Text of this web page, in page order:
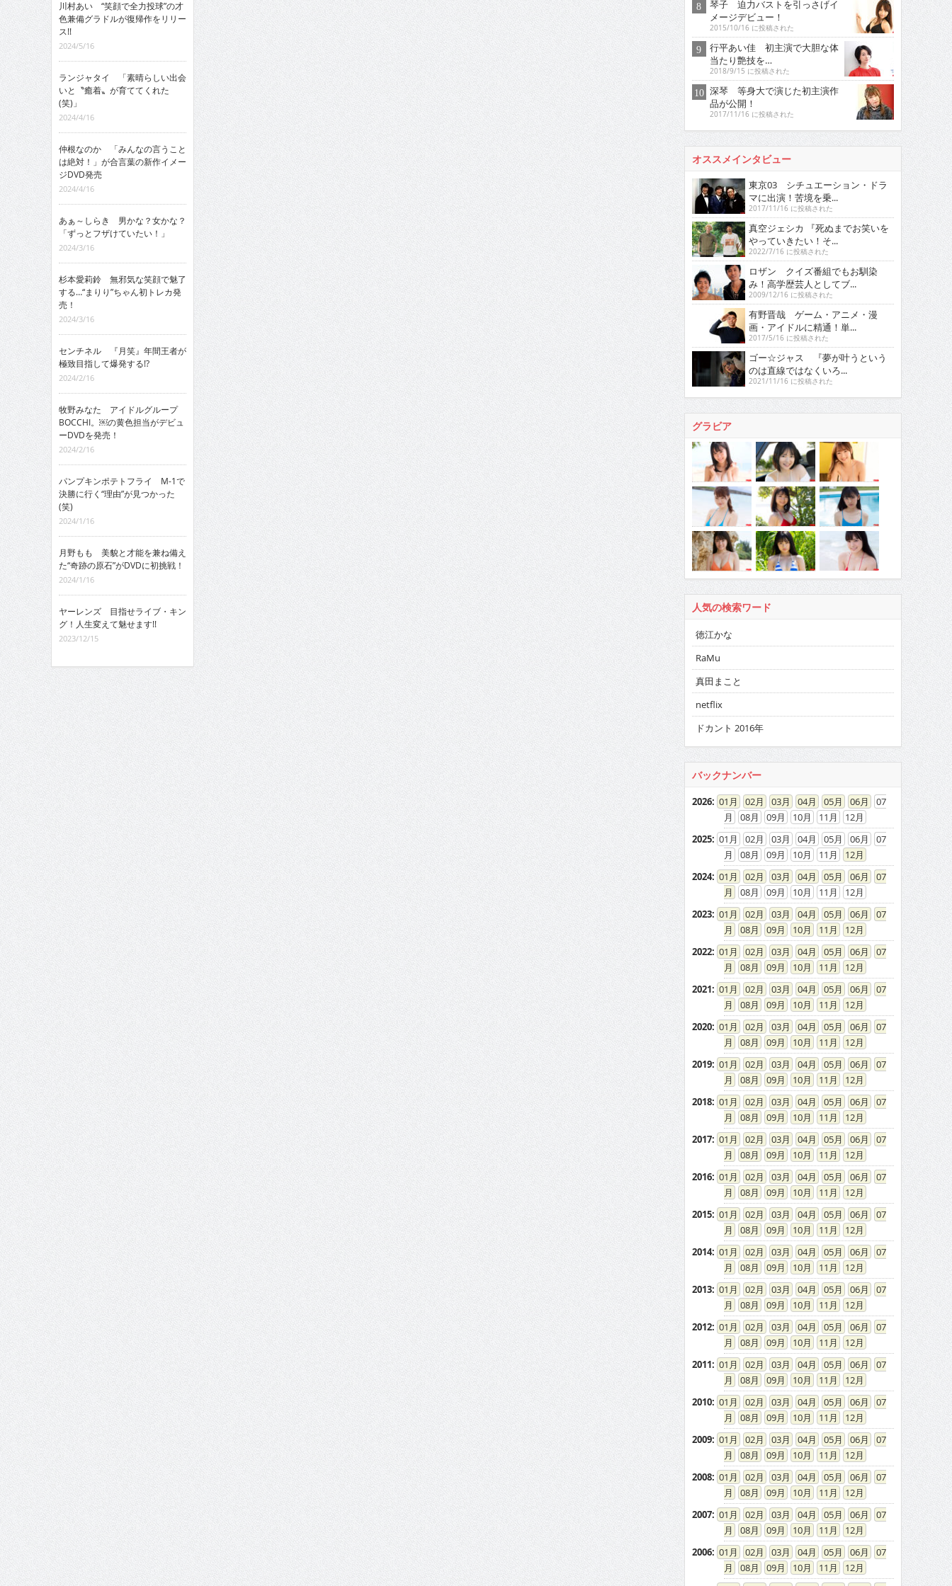
川村あい “笑顔で全力投球”の才
色兼備グラドルが復帰作をリリー
ス!!
2024/5/16
ランジャタイ 「素晴らしい出会
いと〝癒着〟が育ててくれた
(笑)」
2024/4/16
仲根なのか 「みんなの言うこと
は絶対！」が合言葉の新作イメー
ジDVD発売
2024/4/16
あぁ～しらき 男かな？女かな？
「ずっとフザけていたい！」
2024/3/16
杉本愛莉鈴 無邪気な笑顔で魅了
する…“まりり”ちゃん初トレカ発
売！
2024/3/16
センチネル 『月笑』年間王者が
極致目指して爆発する!?
2024/2/16
牧野みなた アイドルグループ
BOCCHI。￼の黄色担当がデビュ
ーDVDを発売！
2024/2/16
パンプキンポテトフライ M-1で
決勝に行く“理由”が見つかった
(笑)
2024/1/16
月野もも 美貌と才能を兼ね備え
た“奇跡の原石”がDVDに初挑戦！
2024/1/16
ヤーレンズ 目指せライブ・キン
グ！人生変えて魅せます!!
2023/12/15
琴子 迫力バストを引っさげイ
メージデビュー！
2015/10/16 に投稿された
行平あい佳 初主演で大胆な体
当たり艶技を…
2018/9/15 に投稿された
深琴 等身大で演じた初主演作
品が公開！
2017/11/16 に投稿された
オススメインタビュー
東京03 シチュエーション・ドラ
マに出演！苦境を乗...
2017/11/16 に投稿された
真空ジェシカ 『死ぬまでお笑いを
やっていきたい！そ...
2022/7/16 に投稿された
ロザン クイズ番組でもお馴染
み！高学歴芸人としてブ...
2009/12/16 に投稿された
有野晋哉 ゲーム・アニメ・漫
画・アイドルに精通！単...
2017/5/16 に投稿された
ゴー☆ジャス 『夢が叶うという
のは直線ではなくいろ...
2021/11/16 に投稿された
グラビア
人気の検索ワード
徳江かな
RaMu
真田まこと
netflix
ドカント 2016年
バックナンバー
2026: 01 02 03 04 05 06
07
08
09 10 11
12
2025: 01 02 03 04 05 06
07
08
09 10 11
12
2024: 01 02 03 04 05 06
07
08
09 10 11
12
2023: 01 02 03 04 05 06
07
08
09 10 11
12
2022: 01 02 03 04 05 06
07
08
09 10 11
12
2021: 01 02 03 04 05 06
07
08
09 10 11
12
2020: 01 02 03 04 05 06
07
08
09 10 11
12
2019: 01 02 03 04 05 06
07
08
09 10 11
12
2018: 01 02 03 04 05 06
07
08
09 10 11
12
2017: 01 02 03 04 05 06
07
08
09 10 11
12
2016: 01 02 03 04 05 06
07
08
09 10 11
12
2015: 01 02 03 04 05 06
07
08
09 10 11
12
2014: 01 02 03 04 05 06
07
08
09 10 11
12
2013: 01 02 03 04 05 06
07
08
09 10 11
12
2012: 01 02 03 04 05 06
07
08
09 10 11
12
2011: 01 02 03 04 05 06
07
08
09 10 11
12
2010: 01 02 03 04 05 06
07
08
09 10 11
12
2009: 01 02 03 04 05 06
07
08
09 10 11
12
2008: 01 02 03 04 05 06
07
08
09 10 11
12
2007: 01 02 03 04 05 06
07
08
09 10 11
12
2006: 01 02 03 04 05 06
07
08
09 10 11
12